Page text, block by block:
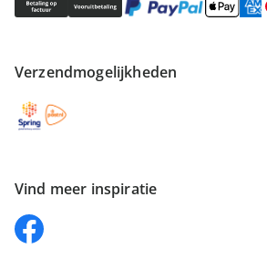
Verzendmogelijkheden
Vind meer inspiratie